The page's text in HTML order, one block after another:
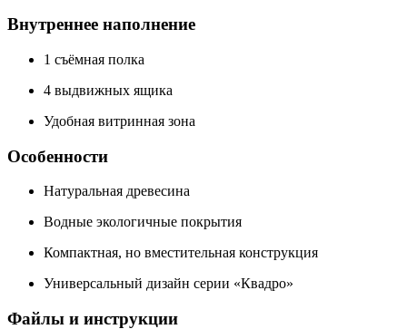
Внутреннее наполнение
1 съёмная полка
4 выдвижных ящика
Удобная витринная зона
Особенности
Натуральная древесина
Водные экологичные покрытия
Компактная, но вместительная конструкция
Универсальный дизайн серии «Квадро»
Файлы и инструкции